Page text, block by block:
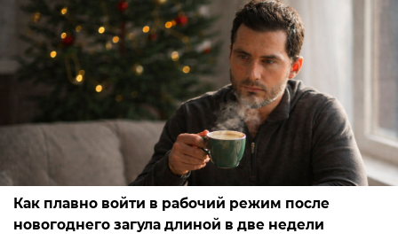
Как плавно войти в рабочий режим после
новогоднего загула длиной в две недели